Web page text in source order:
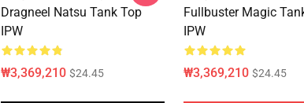
Dragneel Natsu Tank Top
IPW
₩3,369,210 $24.45
Fullbuster Magic
IPW
₩3,369,210 $24.45